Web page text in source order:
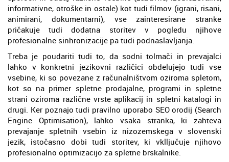
informativne, otroške in ostale) kot tudi filmov (igrani, risani,
animirani, dokumentarni), vse zainteresirane stranke
pričakuje tudi dodatna storitev v pogledu njihove
profesionalne sinhronizacije pa tudi podnaslavljanja.
Treba je poudariti tudi to, da sodni tolmači in prevajalci
lahko v konkretni jezikovni različici obdelujejo tudi vse
vsebine, ki so povezane z računalništvom oziroma spletom,
kot so na primer spletne prodajalne, programi in spletne
strani oziroma različne vrste aplikacij in spletni katalogi in
drugi. Ker poznajo tudi pravilno uporabo SEO orodij (Search
Engine Optimisation), lahko vsaka stranka, ki zahteva
prevajanje spletnih vsebin iz nizozemskega v slovenski
jezik, istočasno dobi tudi storitev, ki vklljučuje njihovo
profesionalno optimizacijo za spletne brskalnike.